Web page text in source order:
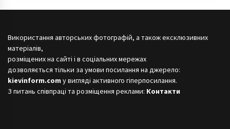
Використання авторських фотографій, а також ексклюзивних
матеріалів,
розміщених на сайті і в соціальних мережах
дозволяється тільки за умови посилання на джерело:
kievinform.com у вигляді активного гіперпосилання.
З питань співпраці та розміщення реклами: Контакти